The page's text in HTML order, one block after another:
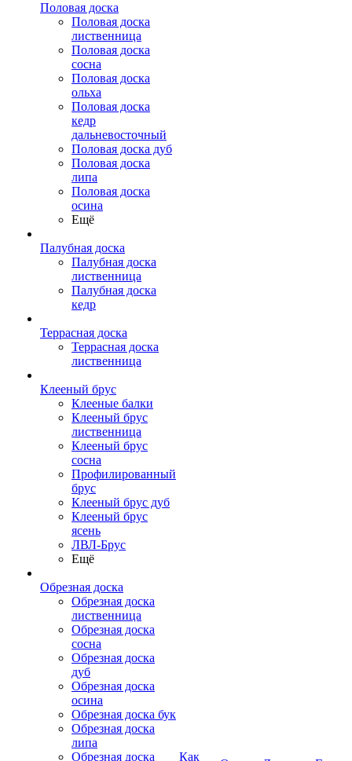
Половая доска
Половая доска
лиственница
Половая доска
сосна
Половая доска
ольха
Половая доска
кедр
дальневосточный
Половая доска дуб
Половая доска
липа
Половая доска
осина
Ещё
Палубная доска
Палубная доска
лиственница
Палубная доска
кедр
Террасная доска
Террасная доска
лиственница
Клееный брус
Клееные балки
Клееный брус
лиственница
Клееный брус
сосна
Профилированный
брус
Клееный брус дуб
Клееный брус
ясень
ЛВЛ-Брус
Ещё
Обрезная доска
Обрезная доска
лиственница
Обрезная доска
сосна
Обрезная доска
дуб
Обрезная доска
осина
Обрезная доска бук
Обрезная доска
липа
Обрезная доска
Как